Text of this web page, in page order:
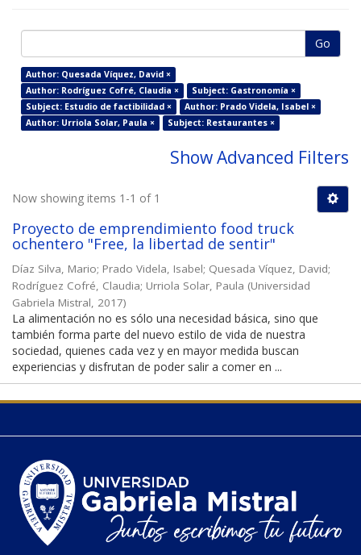
Go
Author: Quesada Víquez, David ×
Author: Rodríguez Cofré, Claudia ×
Subject: Gastronomía ×
Subject: Estudio de factibilidad ×
Author: Prado Videla, Isabel ×
Author: Urriola Solar, Paula ×
Subject: Restaurantes ×
Show Advanced Filters
Now showing items 1-1 of 1
Proyecto de emprendimiento food truck
ochentero "Free, la libertad de sentir"
Díaz Silva, Mario; Prado Videla, Isabel; Quesada Víquez, David;
Rodríguez Cofré, Claudia; Urriola Solar, Paula (Universidad
Gabriela Mistral, 2017)
La alimentación no es sólo una necesidad básica, sino que
también forma parte del nuevo estilo de vida de nuestra
sociedad, quienes cada vez y en mayor medida buscan
experiencias y disfrutan de poder salir a comer en ...